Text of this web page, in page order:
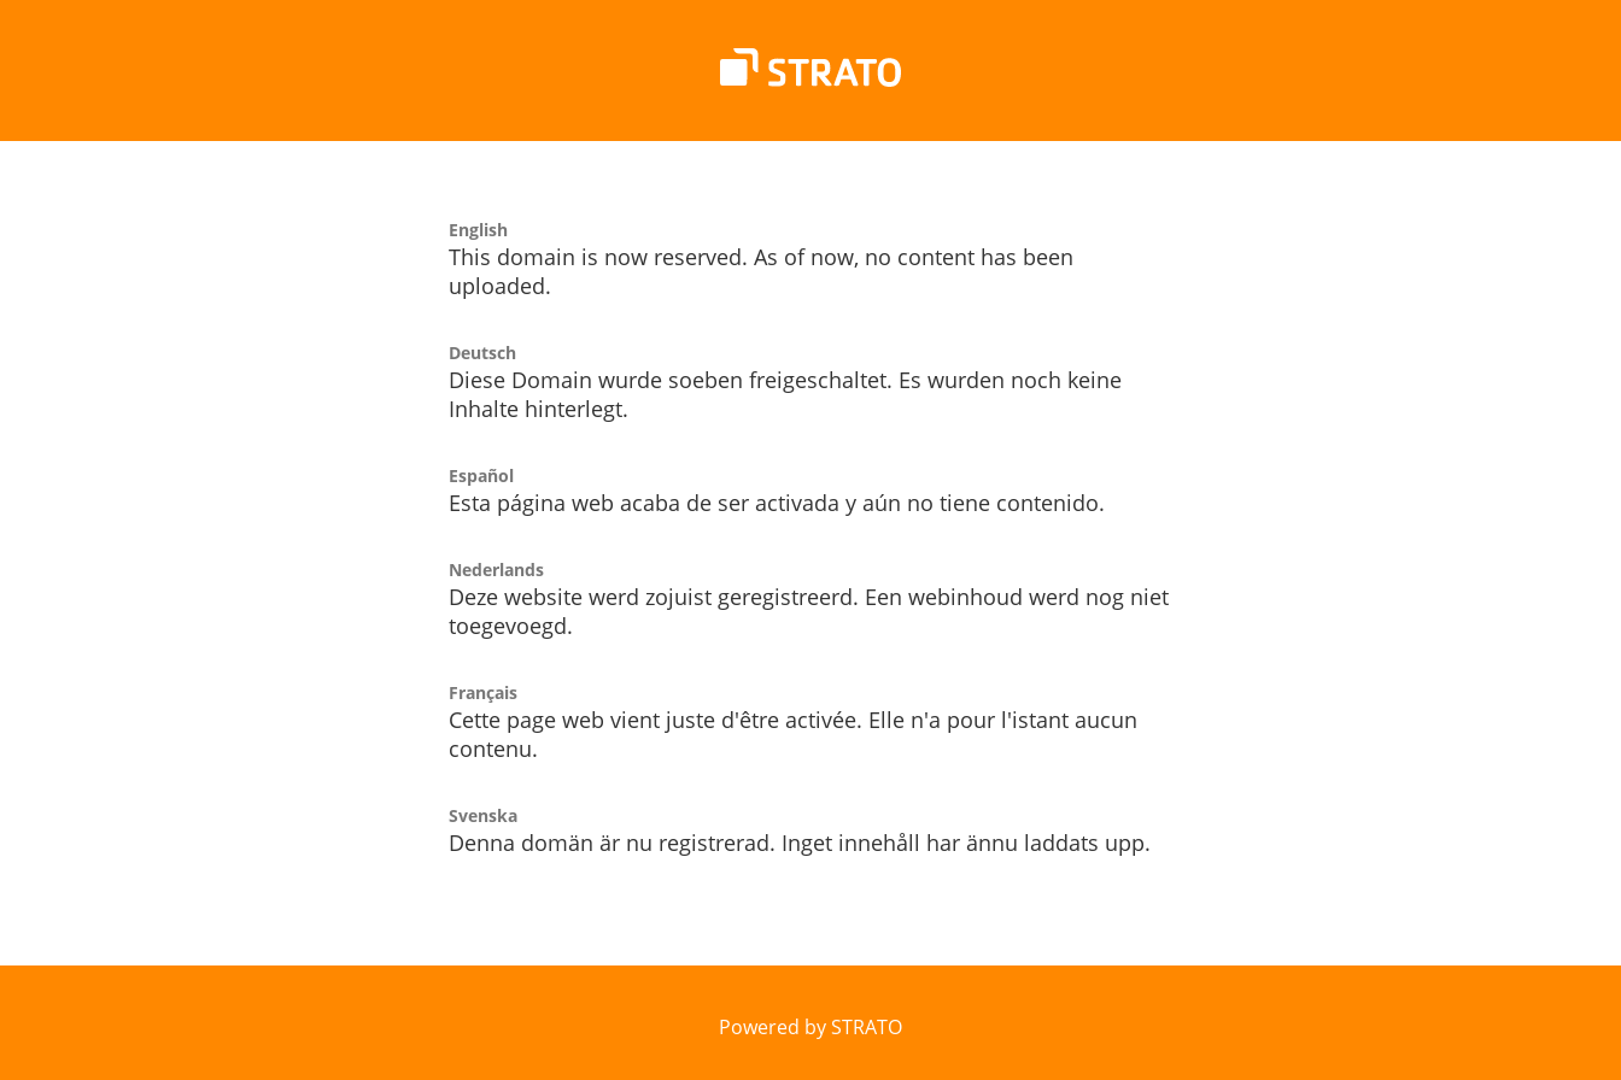
English
This domain is now reserved. As of now, no content has been
uploaded.
Deutsch
Diese Domain wurde soeben freigeschaltet. Es wurden noch keine
Inhalte hinterlegt.
Español
Esta página web acaba de ser activada y aún no tiene contenido.
Nederlands
Deze website werd zojuist geregistreerd. Een webinhoud werd nog niet
toegevoegd.
Français
Cette page web vient juste d'être activée. Elle n'a pour l'istant aucun
contenu.
Svenska
Denna domän är nu registrerad. Inget innehåll har ännu laddats upp.
Powered by STRATO